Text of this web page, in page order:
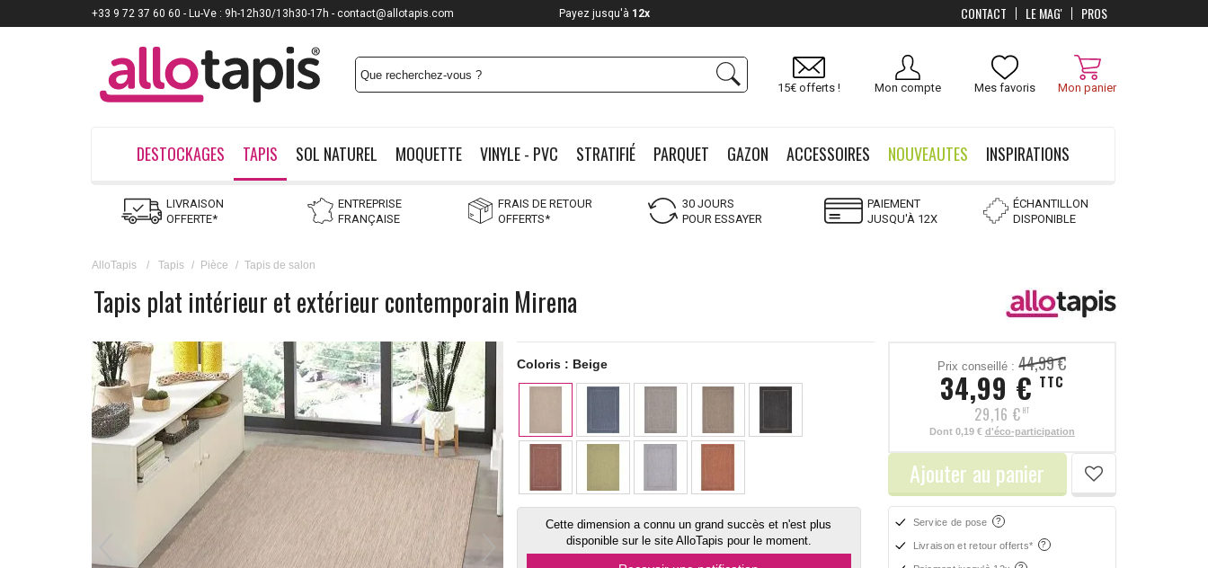
Mon panier
Mes favoris
Mon compte
15€ offerts !
DESTOCKAGES TAPIS SOL NATUREL MOQUETTE VINYLE - PVC STRATIFIÉ PARQUET GAZON ACCESSOIRES NOUVEAUTES INSPIRATIONS
LIVRAISON
OFFERTE*
ENTREPRISE
FRANÇAISE
FRAIS DE RETOUR
OFFERTS*
30 JOURS
POUR ESSAYER
PAIEMENT
JUSQU'À 12X
ÉCHANTILLON
DISPONIBLE
AlloTapis / Tapis / Pièce / Tapis de salon
Tapis plat intérieur et extérieur contemporain Mirena
Coloris : Beige
Cette dimension a connu un grand succès et n'est plus
disponible sur le site AlloTapis pour le moment.
Prix conseillé :44,99 €
34,99 € TTC
29,16 € HT
Dont 0,19 € d'éco-participation
Ajouter au panier
Service de pose
Livraison et retour offerts*
PROS
LE MAG'
CONTACT
+33 9 72 37 60 60 - Lu-Ve : 9h-12h30/13h30-17h - contact@allotapis.com Payez jusqu'à 12x OFFERTSdès 100 €